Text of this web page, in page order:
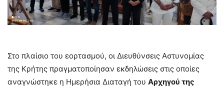
Στο πλαίσιο του εορτασμού, οι Διευθύνσεις Αστυνομίας
της Κρήτης πραγματοποίησαν εκδηλώσεις στις οποίες
αναγνώστηκε η Ημερήσια Διαταγή του Αρχηγού της